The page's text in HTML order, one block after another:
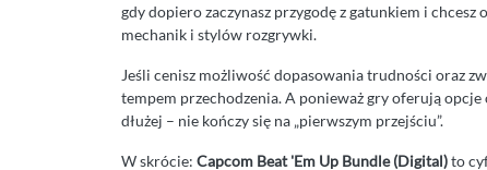
gdy dopiero zaczynasz przygodę z gatunkiem i
mechanik i stylów rozgrywki.
Jeśli cenisz możliwość dopasowania trudności oraz
tempem przechodzenia. A ponieważ gry oferują
dłużej – nie kończy się na „pierwszym przejściu”.
W skrócie: Capcom Beat 'Em Up Bundle (Digital)to